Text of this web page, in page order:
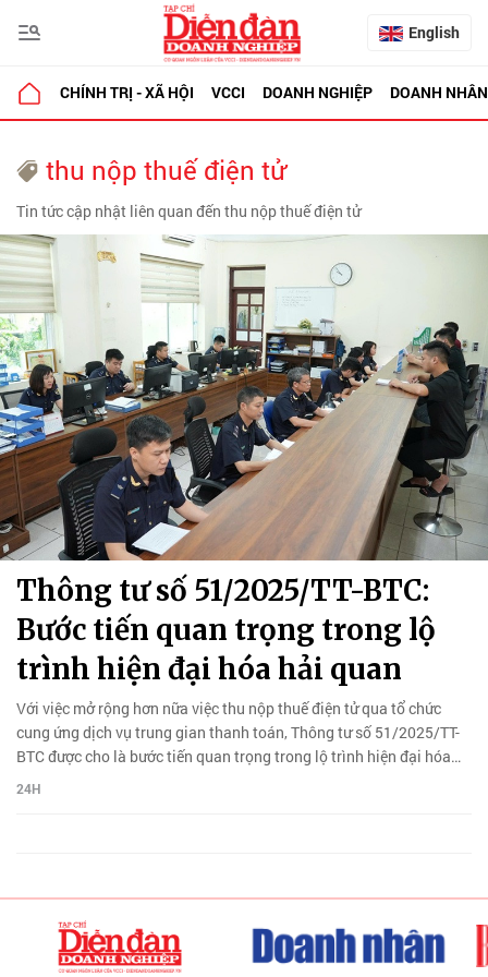
English
CHÍNH TRỊ - XÃ HỘI VCCI DOANH NGHIỆP DOANH NHÂN
thu nộp thuế điện tử
Tin tức cập nhật liên quan đến thu nộp thuế điện tử
Thông tư số 51/2025/TT-BTC:
Bước tiến quan trọng trong lộ
trình hiện đại hóa hải quan
Với việc mở rộng hơn nữa việc thu nộp thuế điện tử qua tổ chức
cung ứng dịch vụ trung gian thanh toán, Thông tư số 51/2025/TT-
BTC được cho là bước tiến quan trọng trong lộ trình hiện đại hóa
hải quan.
24H